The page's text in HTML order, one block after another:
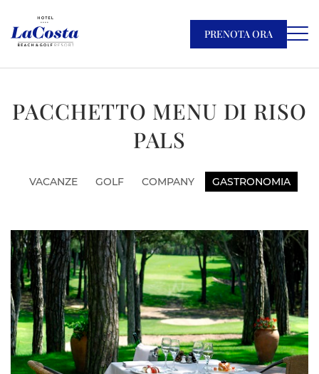
PRENOTA ORA
PACCHETTO MENU DI RISO
PALS
VACANZE GOLF COMPANY GASTRONOMIA